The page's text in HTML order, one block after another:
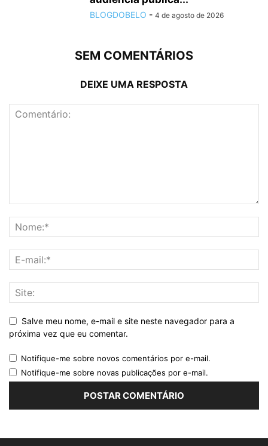
BLOGDOBELO - 4 de agosto de 2026
SEM COMENTÁRIOS
DEIXE UMA RESPOSTA
Salve meu nome, e-mail e site neste navegador para a
próxima vez que eu comentar.
Notifique-me sobre novos comentários por e-mail.
Notifique-me sobre novas publicações por e-mail.